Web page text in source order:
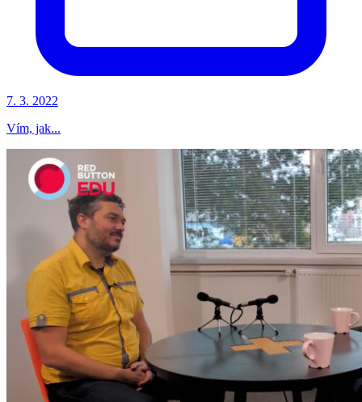
7. 3. 2022
Vím, jak...